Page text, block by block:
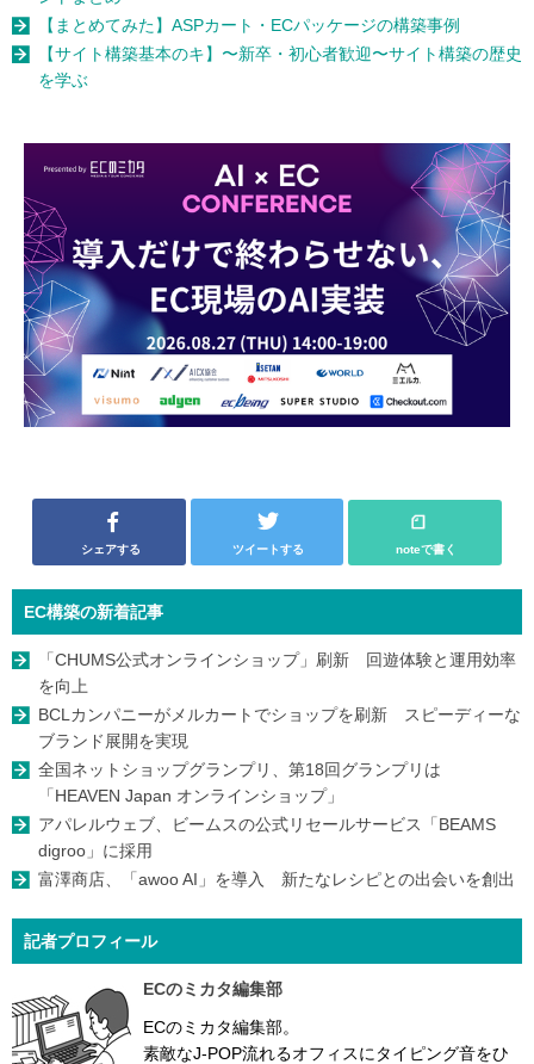
【まとめてみた】ASPカート・ECパッケージの構築事例
【サイト構築基本のキ】〜新卒・初心者歓迎〜サイト構築の歴史
を学ぶ
シェアする ツイートする noteで書く
EC構築の新着記事
「CHUMS公式オンラインショップ」刷新 回遊体験と運用効率
を向上
BCLカンパニーがメルカートでショップを刷新 スピーディーな
ブランド展開を実現
全国ネットショップグランプリ、第18回グランプリは
「HEAVEN Japan オンラインショップ」
アパレルウェブ、ビームスの公式リセールサービス「BEAMS
digroo」に採用
富澤商店、「awoo AI」を導入 新たなレシピとの出会いを創出
記者プロフィール
ECのミカタ編集部
ECのミカタ編集部。
素敵なJ-POP流れるオフィスにタイピング音をひ